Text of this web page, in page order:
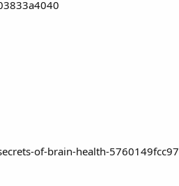
of-brain-health-5760149fcc97